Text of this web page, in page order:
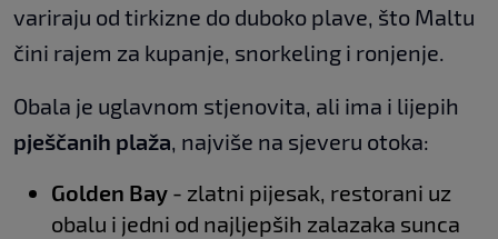
variraju od tirkizne do duboko plave, što Maltu
čini rajem za kupanje, snorkeling i ronjenje.
Obala je uglavnom stjenovita, ali ima i lijepih
pješčanih plaža , najviše na sjeveru otoka:
Golden Bay - zlatni pijesak, restorani uz
obalu i jedni od najljepših zalazaka sunca